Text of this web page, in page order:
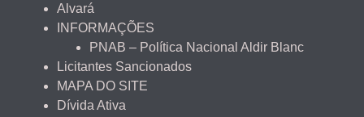
Alvará
INFORMAÇÕES
PNAB – Política Nacional Aldir Blanc
Licitantes Sancionados
MAPA DO SITE
Dívida Ativa